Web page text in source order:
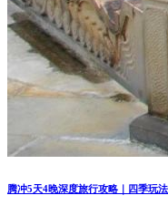
腾冲5天4晚深度旅行攻略｜四季玩